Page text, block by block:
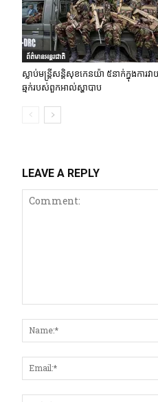
ព័ត៌មានអន្តរជាតិ
ស្លាប់មន្ត្រីសន្តិសុខកេនយ៉ា ៥នាក់ក្នុងការវ
ឆ្មក់របស់ពួកអាល់ស្ហាបាប
LEAVE A REPLY